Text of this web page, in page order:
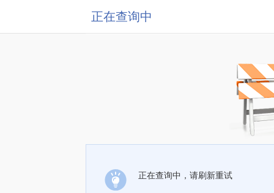
正在查询中
正在查询中，请刷新重试